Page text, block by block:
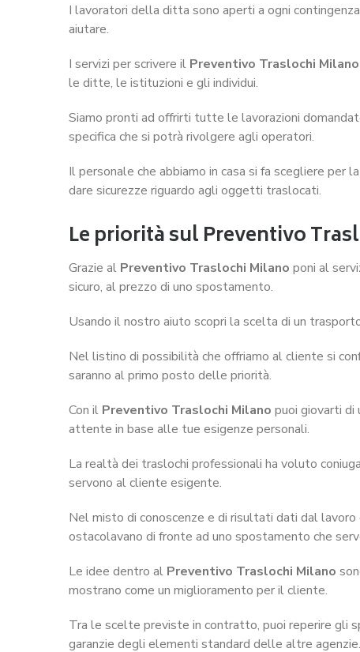
I lavoratori della ditta sono aperti a ogni
aiutare.
I servizi per scrivere il Preventivo Traslochi Milano
le ditte, le istituzioni e gli individui.
Siamo pronti ad offrirti tutte le lavorazioni
specifica che si potrà rivolgere agli operatori.
Il personale che abbiamo in casa si fa scegliere per
dare sicurezze riguardo agli oggetti traslocati.
Le priorità sulPreventivo
Grazie al Preventivo Traslochi Milano poni al
sicuro, al prezzo di uno spostamento.
Usando il nostro aiuto scopri la scelta di un
Nel listino di possibilità che offriamo al cliente si
saranno al primo posto delle priorità.
Con il Preventivo Traslochi Milano puoi giovarti di
attente in base alle tue esigenze personali.
La realtà dei traslochi professionali ha voluto
servono al cliente esigente.
Nel misto di conoscenze e di risultati dati dal
ostacolavano di fronte ad uno spostamento che
Le idee dentro al Preventivo Traslochi Milano
mostrano come un miglioramento per il cliente.
Tra le scelte previste in contratto, puoi reperire gli
garanzie degli elementi standard delle altre agenzie.